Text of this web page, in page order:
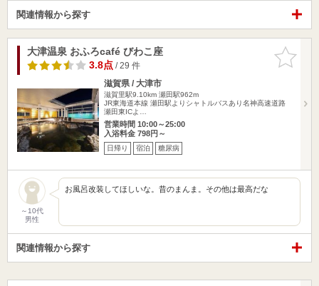
関連情報から探す
お気に入
りに追加
大津温泉 おふろcafé びわこ座
3.8点/ 29 件
滋賀県 / 大津市
滋賀里駅9.10km 瀬田駅962m
JR東海道本線 瀬田駅よりシャトルバスあり名神高速道路
瀬田東ICよ…
営業時間 10:00～25:00
入浴料金 798円～
日帰り 宿泊 糖尿病
～10代
男性
お風呂改装してほしいな。昔のまんま。その他は最高だな
関連情報から探す